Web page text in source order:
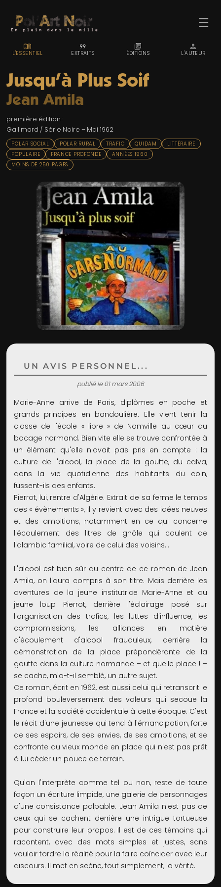
☰
ACCUEIL
TROMBINO
INDEX
RECHERCHE
LIENS & FESTIVALS
UN POLAR AU HASARD
Jusqu'à Plus Soif
Jean Amila
première édition :
Gallimard / Série Noire – Mai 1962
POLAR SOCIAL POLAR RURAL TRAFIC QUIDAM
LITTÉRAIRE
POPULAIRE
FRANCE PROFONDE
ANNÉES 1960
MOINS DE 250 PAGES
UN AVIS PERSONNEL...
publié le 01 mars 2006
Marie-Anne arrive de Paris, diplômes en poche et
grands principes en bandoulière. Elle vient tenir la
classe de l'école « libre » de Nomville au cœur du
bocage normand. Bien vite elle se trouve confrontée à
un élément qu'elle n'avait pas pris en compte : la
culture de l'alcool, la place de la goutte, du calva,
dans la vie quotidienne des habitants du coin,
fussent-ils des enfants.
Pierrot, lui, rentre d'Algérie. Extrait de sa ferme le temps
des « évènements », il y revient avec des idées neuves
et des ambitions, notamment en ce qui concerne
l'écoulement des litres de gnôle qui coulent de
l'alambic familial, voire de celui des voisins...
L'alcool est bien sûr au centre de ce roman de Jean
Amila, on l'aura compris à son titre. Mais derrière les
aventures de la jeune institutrice Marie-Anne et du
jeune loup Pierrot, derrière l'éclairage posé sur
l'organisation des trafics, les luttes d'influence, les
compromissions, les alliances en matière
d'écoulement d'alcool frauduleux, derrière la
démonstration de la place prépondérante de la
goutte dans la culture normande – et quelle place ! –
se cache, m'a-t-il semblé, un autre sujet.
Ce roman, écrit en 1962, est aussi celui qui retranscrit le
profond bouleversement des valeurs qui secoue la
France et la société occidentale à cette époque. C'est
le récit d'une jeunesse qui tend à l'émancipation, forte
de ses espoirs, de ses envies, de ses ambitions, et se
confronte au vieux monde en place qui n'est pas prêt
à lui céder un pouce de terrain.
Qu'on l'interprète comme tel ou non, reste de toute
façon un écriture limpide, une galerie de personnages
d'une consistance palpable. Jean Amila n'est pas de
ceux qui se cachent derrière une intrigue tortueuse
pour construire leur propos. Il est de ces témoins qui
racontent, avec des mots simples et justes, sans
vouloir tordre la réalité pour la faire coïncider avec leur
discours. Il met en scène, tout simplement, la vérité.
MENU_BOOK
L'ESSENTIEL
FORMAT_QUOTE
EXTRAITS
LIBRARY_BOOKS
ÉDITIONS
PERSON
L'AUTEUR